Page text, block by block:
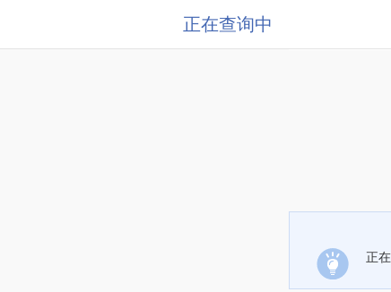
正在查询中
正